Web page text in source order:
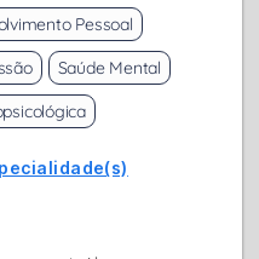
Pessoal
Saúde Mental